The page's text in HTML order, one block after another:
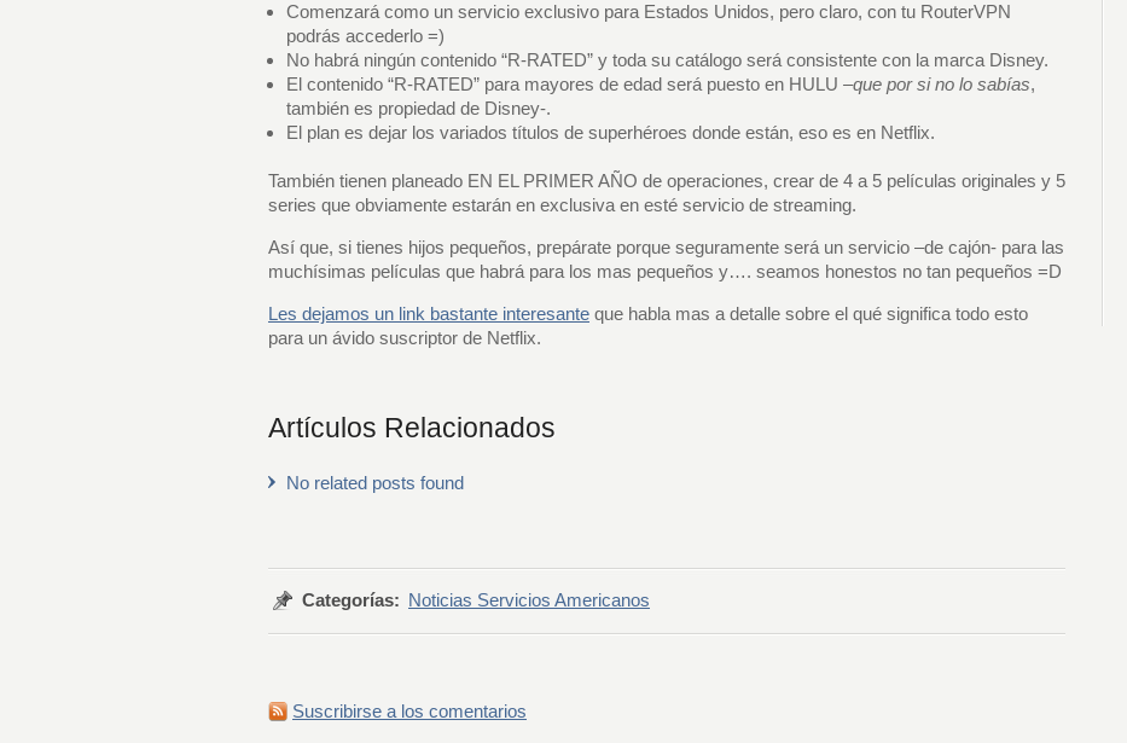
Comenzará como un servicio exclusivo para Estados Unidos, pero claro, con tu RouterVPN
podrás accederlo =)
No habrá ningún contenido “R-RATED” y toda su catálogo será consistente con la marca Disney.
El contenido “R-RATED” para mayores de edad será puesto en HULU –que por si no lo sabías,
también es propiedad de Disney-.
El plan es dejar los variados títulos de superhéroes donde están, eso es en Netflix.
También tienen planeado EN EL PRIMER AÑO de operaciones, crear de 4 a 5 películas originales y 5
series que obviamente estarán en exclusiva en esté servicio de streaming.
Así que, si tienes hijos pequeños, prepárate porque seguramente será un servicio –de cajón- para las
muchísimas películas que habrá para los mas pequeños y…. seamos honestos no tan pequeños =D
Les dejamos un link bastante interesante que habla mas a detalle sobre el qué significa todo esto
para un ávido suscriptor de Netflix.
Artículos Relacionados
No related posts found
Categorías: Noticias Servicios Americanos
Suscribirse a los comentarios